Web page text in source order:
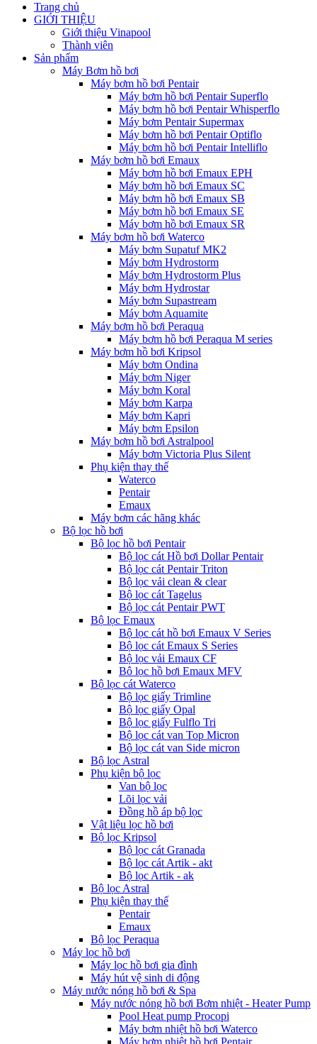
Trang chủ
GIỚI THIỆU
Giới thiệu Vinapool
Thành viên
Sản phẩm
Máy Bơm hồ bơi
Máy bơm hồ bơi Pentair
Máy bơm hồ bơi Pentair Superflo
Máy bơm hồ bơi Pentair Whisperflo
Máy bơm Pentair Supermax
Máy bơm hồ bơi Pentair Optiflo
Máy bơm hồ bơi Pentair Intelliflo
Máy bơm hồ bơi Emaux
Máy bơm hồ bơi Emaux EPH
Máy bơm hồ bơi Emaux SC
Máy bơm hồ bơi Emaux SB
Máy bơm hồ bơi Emaux SE
Máy bơm hồ bơi Emaux SR
Máy bơm hồ bơi Waterco
Máy bơm Supatuf MK2
Máy bơm Hydrostorm
Máy bơm Hydrostorm Plus
Máy bơm Hydrostar
Máy bơm Supastream
Máy bơm Aquamite
Máy bơm hồ bơi Peraqua
Máy bơm hồ bơi Peraqua M series
Máy bơm hồ bơi Kripsol
Máy bơm Ondina
Máy bơm Niger
Máy bơm Koral
Máy bơm Karpa
Máy bơm Kapri
Máy bơm Epsilon
Máy bơm hồ bơi Astralpool
Máy bơm Victoria Plus Silent
Phụ kiện thay thế
Waterco
Pentair
Emaux
Máy bơm các hãng khác
Bộ lọc hồ bơi
Bộ lọc hồ bơi Pentair
Bộ lọc cát Hồ bơi Dollar Pentair
Bộ lọc cát Pentair Triton
Bộ lọc vải clean & clear
Bộ lọc cát Tagelus
Bộ lọc cát Pentair PWT
Bộ lọc Emaux
Bộ lọc cát hồ bơi Emaux V Series
Bộ lọc cát Emaux S Series
Bộ lọc vải Emaux CF
Bô lọc hồ bơi Emaux MFV
Bộ lọc cát Waterco
Bộ lọc giấy Trimline
Bộ lọc giấy Opal
Bộ lọc giấy Fulflo Tri
Bộ lọc cát van Top Micron
Bộ lọc cát van Side micron
Bộ lọc Astral
Phụ kiện bộ lọc
Van bộ lọc
Lõi lọc vải
Đồng hồ áp bộ lọc
Vật liệu lọc hồ bơi
Bộ lọc Kripsol
Bộ lọc cát Granada
Bộ lọc cát Artik - akt
Bộ lọc Artik - ak
Bộ lọc Astral
Phụ kiện thay thế
Pentair
Emaux
Bộ lọc Peraqua
Máy lọc hồ bơi
Máy lọc hồ bơi gia đình
Máy hút vệ sinh di động
Máy nước nóng hồ bơi & Spa
Máy nước nóng hồ bơi Bơm nhiệt - Heater Pump
Pool Heat pump Procopi
Máy bơm nhiệt hồ bơi Waterco
Máy bơm nhiệt hồ bơi Pentair